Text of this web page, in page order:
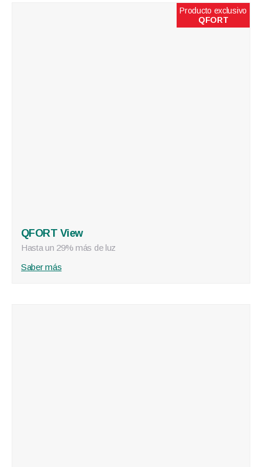
Producto exclusivo
QFORT
QFORT View
Hasta un 29% más de luz
Saber más